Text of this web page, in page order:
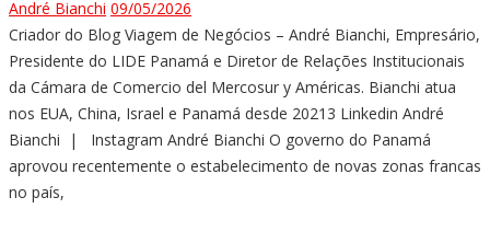
André Bianchi 09/05/2026
Criador do Blog Viagem de Negócios – André Bianchi, Empresário,
Presidente do LIDE Panamá e Diretor de Relações Institucionais
da Cámara de Comercio del Mercosur y Américas. Bianchi atua
nos EUA, China, Israel e Panamá desde 20213 Linkedin André
Bianchi | Instagram André Bianchi O governo do Panamá
aprovou recentemente o estabelecimento de novas zonas francas
no país,